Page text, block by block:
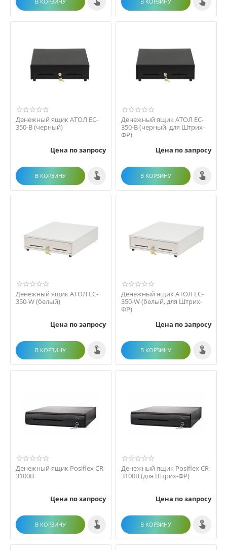
Денежный ящик АТОЛ EC-
350-B (черный)
Цена по запросу
В КОРЗИНУ
Денежный ящик АТОЛ EC-
350-B (черный, для Штрих-
ФР)
Цена по запросу
В КОРЗИНУ
Денежный ящик АТОЛ EC-
350-W (белый)
Цена по запросу
В КОРЗИНУ
Денежный ящик АТОЛ EC-
350-W (белый, для Штрих-
ФР)
Цена по запросу
В КОРЗИНУ
Денежный ящик Posiflex CR-
3100B
Цена по запросу
В КОРЗИНУ
Денежный ящик Posiflex CR-
3100B (для Штрих-ФР)
Цена по запросу
В КОРЗИНУ